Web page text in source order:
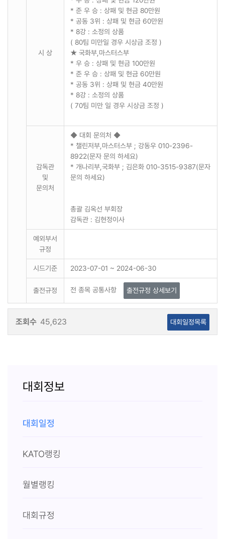
시 상
* 준 우 승 : 상패 및 현금 80만원
* 공동 3위 : 상패 및 현금 60만원
* 8강 : 소정의 상품
( 80팀 미만일 경우 시상금 조정 )
★ 국화부,마스터스부
* 우 승 : 상패 및 현금 100만원
* 준 우 승 : 상패 및 현금 60만원
* 공동 3위 : 상패 및 현금 40만원
* 8강 : 소정의 상품
( 70팀 미만 일 경우 시상금 조정 )
감독관
및
문의처
◆ 대회 문의처 ◆
* 챌린저부,마스터스부 ; 강동우 010-2396-
8922(문자 문의 하세요)
* 개나리부,국화부 ; 김은화 010-3515-9387(문자
문의 하세요)
총괄 김옥선 부회장
감독관 : 김현정이사
예외부서
규정
시드기준 2023-07-01 ~ 2024-06-30
출전규정 전 종목 공통사항 출전규정 상세보기
조회수 45,623 대회일정목록
대회정보
대회일정
KATO랭킹
월별랭킹
대회규정